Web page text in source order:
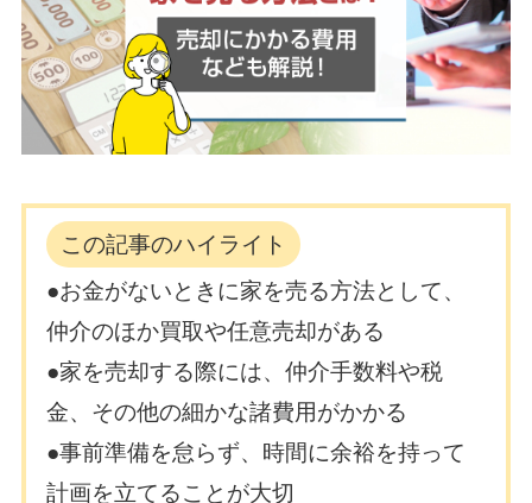
この記事のハイライト
●お金がないときに家を売る方法として、
仲介のほか買取や任意売却がある
●家を売却する際には、仲介手数料や税
金、その他の細かな諸費用がかかる
●事前準備を怠らず、時間に余裕を持って
計画を立てることが大切